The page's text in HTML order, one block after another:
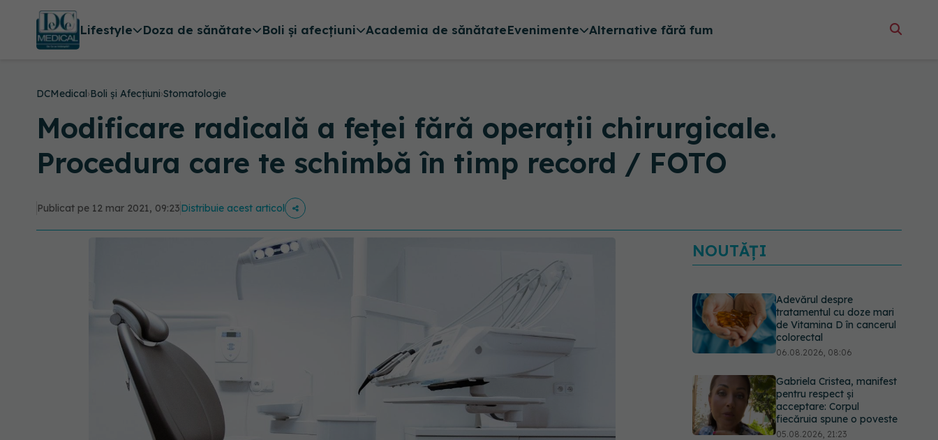
Lifestyle Doza de sănătate Boli și afecțiuni Academia de sănătateEvenimente Alternative fără fum
DCMedical›Boli și Afecțiuni›Stomatologie
Modificare radicală a feței fără operații chirurgicale.
Procedura care te schimbă în timp record / FOTO
Publicat pe 12 mar 2021, 09:23Distribuie acest articol
NOUTĂȚI
tratamentul cu doze mari
Gabriela Cristea, manifest
pentru respect și
acceptare: Corpul
fiecăruia spune o poveste
05.08.2026, 21:23
Prof. dr. Valeriu Gheorghiță
intră în Board-ul Editorial
al revistei Scientific
Reports, din Nature
Portfolio